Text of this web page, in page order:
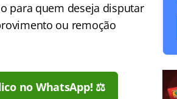
para quem deseja disputar
ou remoção
no WhatsApp! ⚖️